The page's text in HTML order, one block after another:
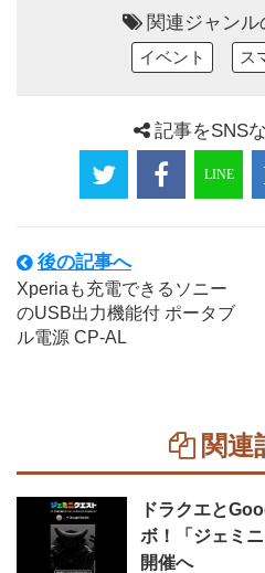
関連ジャン
イベント ス
記事をSNS
後の記事へ
Xperiaも充電できるソニー
のUSB出力機能付 ポータブ
ル電源 CP-AL
関連
ドラクエと
ボ！「ジェミ
開催へ